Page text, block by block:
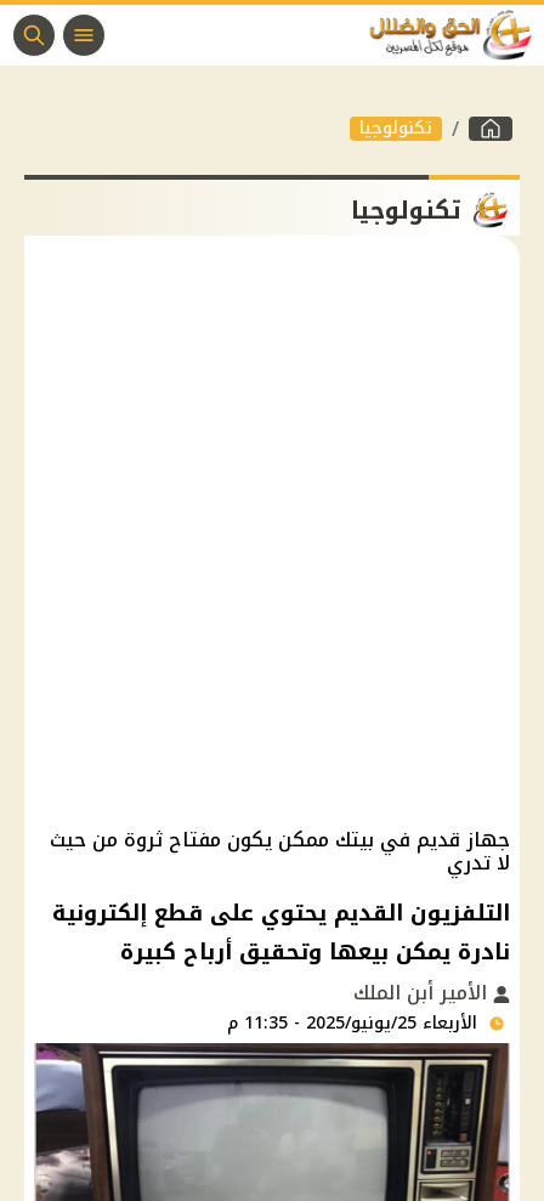
تكنولوجيا
تكنولوجيا
جهاز قديم في بيتك ممكن يكون مفتاح ثروة من حيث
لا تدري
التلفزيون القديم يحتوي على قطع إلكترونية
نادرة يمكن بيعها وتحقيق أرباح كبيرة
الأمير أبن الملك
الأربعاء 25/يونيو/2025 - 11:35 م